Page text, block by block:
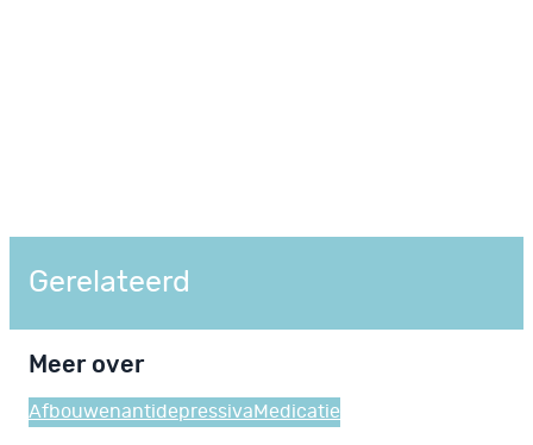
Gerelateerd
Meer over
Afbouwenantidepressiva Medicatie